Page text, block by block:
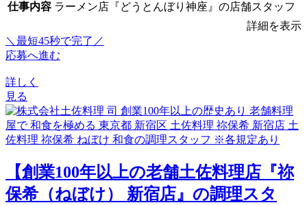
仕事内容 ラーメン店『どうとんぼり神座』の店舗スタッフ
詳細を表示
＼最短45秒で完了／
応募へ進む
詳しく
見る
【創業100年以上の老舗土佐料理店『祢
保希（ねぼけ） 新宿店』の調理スタ